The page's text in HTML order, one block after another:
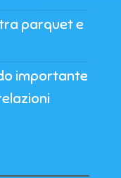
parquet e
importante